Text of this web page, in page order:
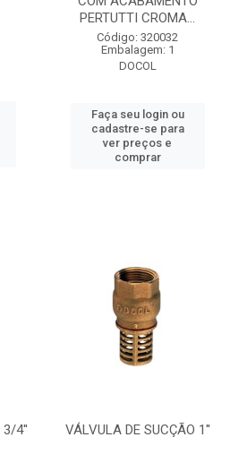
PERTUTTI CROMA...
Código: 320032
Embalagem: 1
DOCOL
Faça seu login ou
cadastre-se para
ver preços e
comprar
3/4'' VÁLVULA DE SUCÇÃO 1''